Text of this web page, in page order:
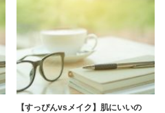
【すっぴんvsメイク】肌にいいの